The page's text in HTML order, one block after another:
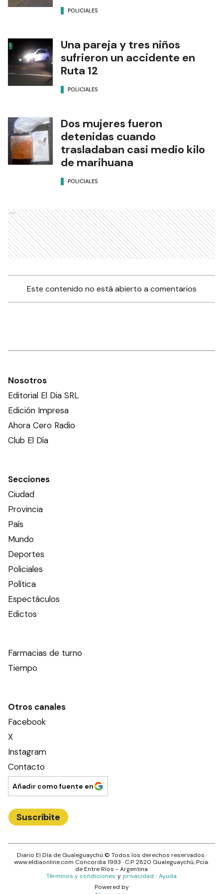
POLICIALES
Una pareja y tres niños
sufrieron un accidente en
Ruta 12
POLICIALES
Dos mujeres fueron
detenidas cuando
trasladaban casi medio kilo
de marihuana
POLICIALES
Ads
Este contenido no está abierto a comentarios
Nosotros
Editorial El Dia SRL
Edición Impresa
Ahora Cero Radio
Club El Día
Secciones
Ciudad
Provincia
País
Mundo
Deportes
Policiales
Política
Espectáculos
Edictos
Farmacias de turno
Tiempo
Otros canales
Facebook
X
Instagram
Contacto
Añadir como fuente en
Suscribite
Diario El Día de Gualeguaychú © Todos los derechos reservados.·
www.eldiaonline.com Concordia 1993 · C.P.2820 Gualeguaychú, Pcia.
deEntre Ríos - Argentina
Términos y condiciones y privacidad · Ayuda
Powered by